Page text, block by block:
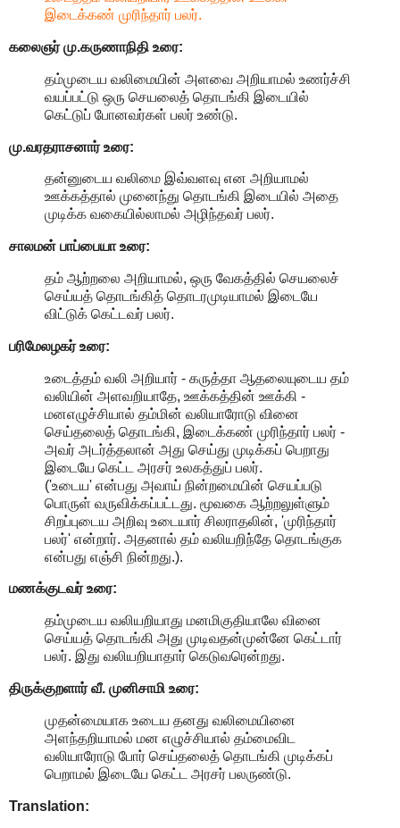
இடைக்கண் முரிந்தார் பலர்.
கலைஞர் மு.கருணாநிதி உரை:
தம்முடைய வலிமையின் அளவை அறியாமல் உணர்ச்சி
வயப்பட்டு ஒரு செயலைத் தொடங்கி இடையில்
கெட்டுப் போனவர்கள் பலர் உண்டு.
மு.வரதராசனார்உரை:
தன்னுடைய வலிமை இவ்வளவு என அறியாமல்
ஊக்கத்தால் முனைந்து தொடங்கி இடையில் அதை
முடிக்க வகையில்லாமல் அழிந்தவர் பலர்.
சாலமன் பாப்பையா உரை:
தம் ஆற்றலை அறியாமல், ஒரு வேகத்தில் செயலைச்
செய்யத் தொடங்கித் தொடரமுடியாமல் இடையே
விட்டுக் கெட்டவர் பலர்.
பரிமேலழகர் உரை:
உடைத்தம் வலி அறியார் - கருத்தா ஆதலையுடைய தம்
வலியின் அளவறியாதே, ஊக்கத்தின் ஊக்கி -
மனஎழுச்சியால் தம்மின் வலியாரோடு வினை
செய்தலைத் தொடங்கி, இடைக்கண் முரிந்தார் பலர் -
அவர் அடர்த்தலான் அது செய்து முடிக்கப் பெறாது
இடையே கெட்ட அரசர் உலகத்துப் பலர்.
('உடைய' என்பது அவாய் நின்றமையின் செயப்படு
பொருள் வருவிக்கப்பட்டது. மூவகை ஆற்றலுள்ளும்
சிறப்புடைய அறிவு உடையார் சிலராதலின், 'முரிந்தார்
பலர்' என்றார். அதனால் தம் வலியறிந்தே தொடங்குக
என்பது எஞ்சி நின்றது.).
மணக்குடவர் உரை:
தம்முடைய வலியறியாது மனமிகுதியாலே வினை
செய்யத் தொடங்கி அது முடிவதன்முன்னே கெட்டார்
பலர். இது வலியறியாதார் கெடுவரென்றது.
திருக்குறளார் வீ. முனிசாமி உரை:
முதன்மையாக உடைய தனது வலிமையினை
அளந்தறியாமல் மன எழுச்சியால் தம்மைவிட
வலியாரோடு போர் செய்தலைத் தொடங்கி முடிக்கப்
பெறாமல் இடையே கெட்ட அரசர் பலருண்டு.
Translation: